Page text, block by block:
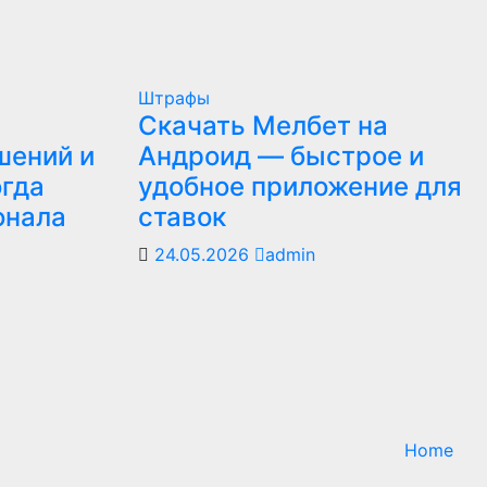
и
Штрафы
Скачать Мелбет на
Андроид — быстрое и
удобное приложение для
ставок
24.05.2026 admin
Home